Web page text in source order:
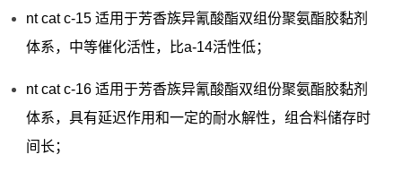
nt cat c-15 适用于芳香族异氰酸酯双组份聚氨酯胶黏剂
体系，中等催化活性，比a-14活性低；
nt cat c-16 适用于芳香族异氰酸酯双组份聚氨酯胶黏剂
体系，具有延迟作用和一定的耐水解性，组合料储存时
间长；